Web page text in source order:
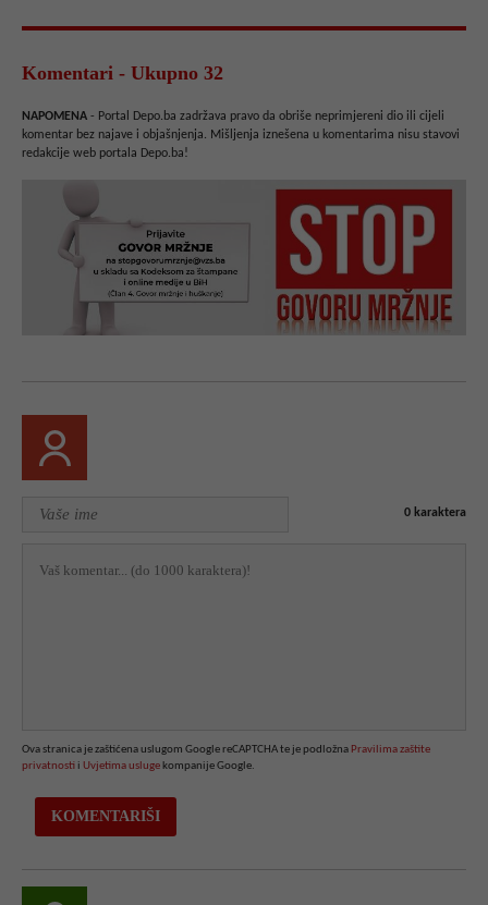
Komentari - Ukupno 32
NAPOMENA - Portal Depo.ba zadržava pravo da obriše neprimjereni dio ili cijeli
komentar bez najave i objašnjenja. Mišljenja iznešena u komentarima nisu stavovi
redakcije web portala Depo.ba!
0 karaktera
Ova stranica je zaštićena uslugom Google reCAPTCHA te je podložna Pravilima zaštite
privatnosti i Uvjetima usluge kompanije Google.